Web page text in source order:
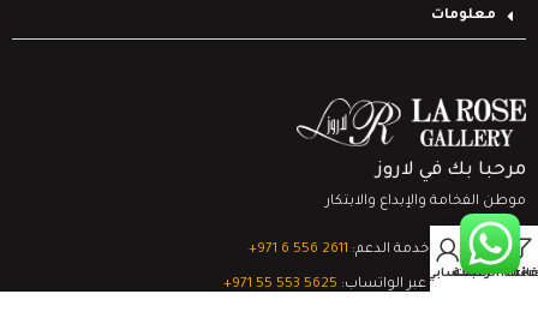
معلومات
مرحبا بك في لاروز
موطن الفخامة والإبداع والابتكار
تواصل مع خدمة الدعم: ‎+971 6 556 2611
الدعم الفني عبر الواتساب: ‎+971 55 553 5625
قائمة الرغبات
0
السلةحسابي